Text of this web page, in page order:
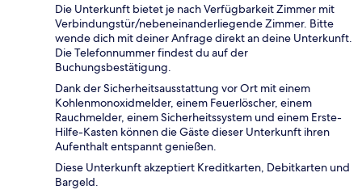
Die Unterkunft bietet je nach Verfügbarkeit Zimmer mit
Verbindungstür/nebeneinanderliegende Zimmer. Bitte
wende dich mit deiner Anfrage direkt an deine Unterkunft.
Die Telefonnummer findest du auf der
Buchungsbestätigung.
Dank der Sicherheitsausstattung vor Ort mit einem
Kohlenmonoxidmelder, einem Feuerlöscher, einem
Rauchmelder, einem Sicherheitssystem und einem Erste-
Hilfe-Kasten können die Gäste dieser Unterkunft ihren
Aufenthalt entspannt genießen.
Diese Unterkunft akzeptiert Kreditkarten, Debitkarten und
Bargeld.